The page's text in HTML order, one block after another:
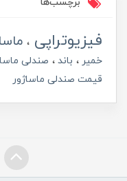
فیزیوتراپی
خمیر
باند صندلی
قیمت صندلی ماساژور